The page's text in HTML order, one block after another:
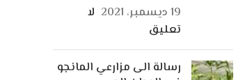
19 ديسمبر، 2021
لا
تعليق
رسالة الى مزارعي المانجو